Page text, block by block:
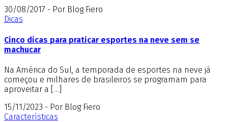
30/08/2017 - Por Blog Fiero
Dicas
Cinco dicas para praticar esportes na neve sem se
machucar
Na América do Sul, a temporada de esportes na neve já
começou e milhares de brasileiros se programam para
aproveitar a […]
15/11/2023 - Por Blog Fiero
Características